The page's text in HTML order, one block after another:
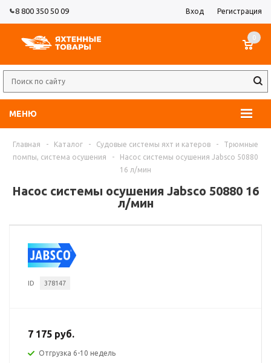
8 800 350 50 09 Вход Регистрация
МЕНЮ
0
Главная - Каталог - Судовые системы яхт и катеров -
Трюмные
помпы, система осушения
-
Насос системы осушения Jabsco 50880
16 л/мин
Насос системы осушения Jabsco 50880 16
л/мин
ID 378147
7 175 руб.
Отгрузка 6-10 недель